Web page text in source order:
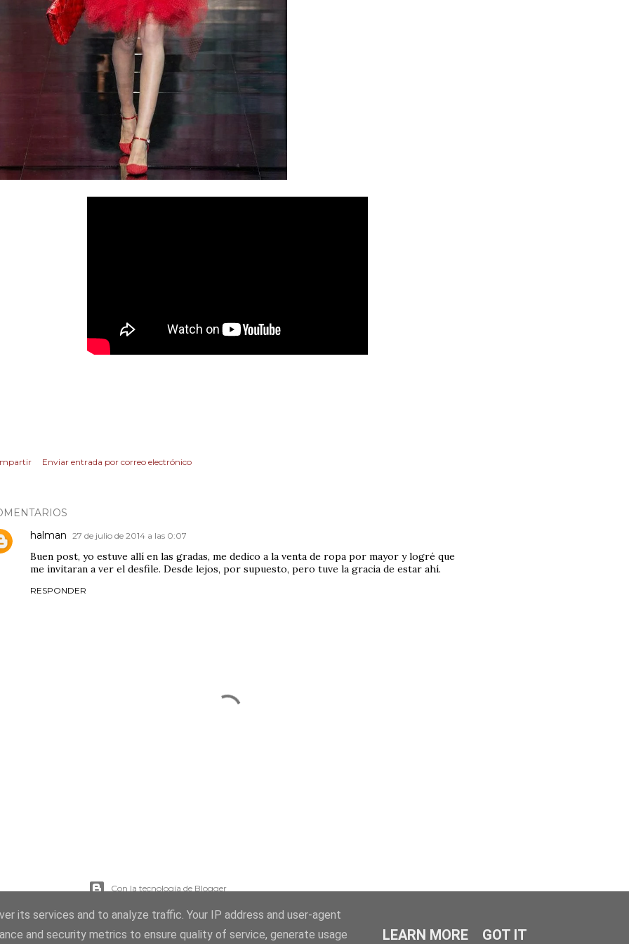
Enviar entrada por correo electrónico
halman 27 de julio de 2014 a las 0:07
Buen post, yo estuve allí en las gradas, me dedico a la venta de ropa por mayor y logré que
me invitaran a ver el desfile. Desde lejos, por supuesto, pero tuve la gracia de estar ahí.
RESPONDER
Con la tecnología de Blogger
Imágenes del tema:sebastian-julian
@viaestilo
its services and to analyze traffic. Your IP address and user-agent
and security metrics to ensure quality of service, generate usage
LEARN MORE GOT IT